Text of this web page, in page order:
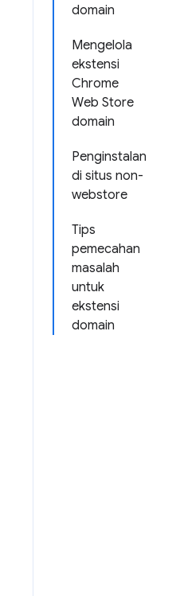
domain
Mengelola
ekstensi
Chrome
Web Store
domain
Penginstalan
di situs non-
webstore
Tips
pemecahan
masalah
untuk
ekstensi
domain